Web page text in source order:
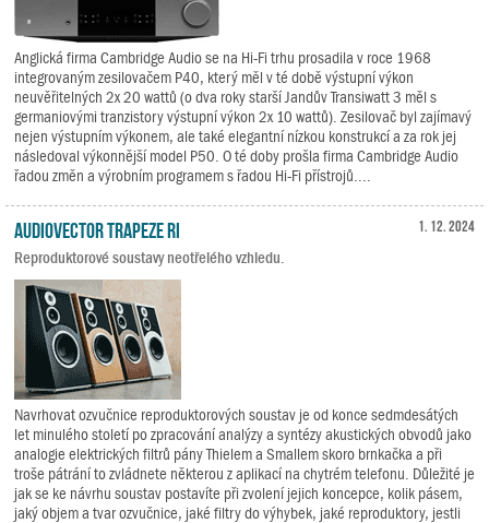
Anglická firma Cambridge Audio se na Hi-Fi trhu prosadila v roce 1968
integrovaným zesilovačem P40, který měl v té době výstupní výkon
neuvěřitelných 2x 20 wattů (o dva roky starší Jandův Transiwatt 3 měl s
germaniovými tranzistory výstupní výkon 2x 10 wattů). Zesilovač byl zajímavý
nejen výstupním výkonem, ale také elegantní nízkou konstrukcí a za rok jej
následoval výkonnější model P50. O té doby prošla firma Cambridge Audio
řadou změn a výrobním programem s řadou Hi-Fi přístrojů....
1. 12. 2024
Audiovector Trapeze Ri
Reproduktorové soustavy neotřelého vzhledu.
Navrhovat ozvučnice reproduktorových soustav je od konce sedmdesátých
let minulého století po zpracování analýzy a syntézy akustických obvodů jako
analogie elektrických filtrů pány Thielem a Smallem skoro brnkačka a při
troše pátrání to zvládnete některou z aplikací na chytrém telefonu. Důležité je
jak se ke návrhu soustav postavíte při zvolení jejich koncepce, kolik pásem,
jaký objem a tvar ozvučnice, jaké filtry do výhybek, jaké reproduktory, jestli